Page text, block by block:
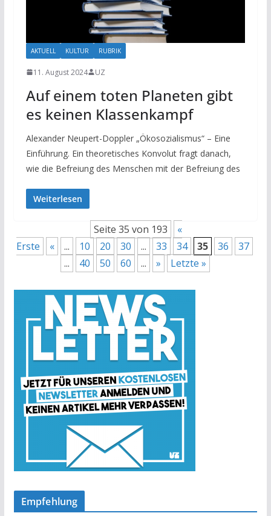
AKTUELL KULTUR RUBRIK
11. August 2024 UZ
Auf einem toten Planeten gibt
es keinen Klassenkampf
Alexander Neupert-Doppler „Ökosozialismus“ – Eine
Einführung. Ein theoretisches Konvolut fragt danach,
wie die Befreiung des Menschen mit der Befreiung des
Weiterlesen
Seite 35 von 193
«
Erste
« ... 10 20 30 ... 33 34 35 36
37
...
40 50 60 ... » Letzte »
Empfehlung